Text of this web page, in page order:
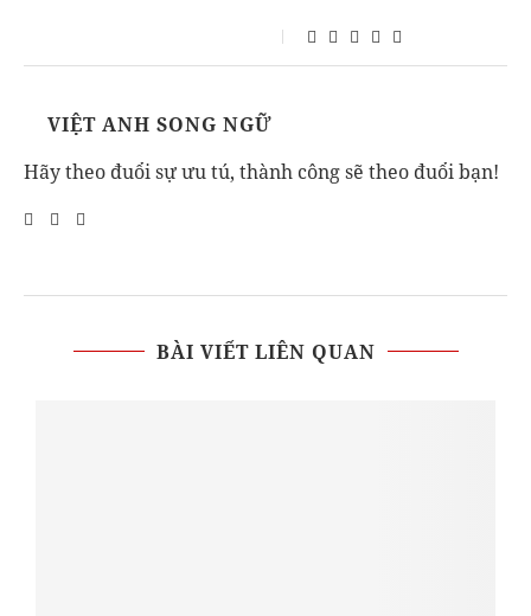
VIỆT ANH SONG NGỮ
Hãy theo đuổi sự ưu tú, thành công sẽ theo đuổi bạn!
BÀI VIẾT LIÊN QUAN